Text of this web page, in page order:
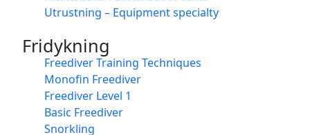
Utrustning – Equipment specialty
Fridykning
Freediver Training Techniques
Monofin Freediver
Freediver Level 1
Basic Freediver
Snorkling